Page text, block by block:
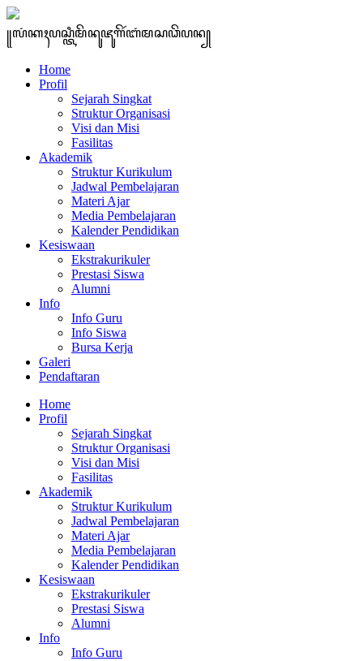
꧋ꦭꦁꦏꦃꦥꦱ꧀ꦠꦶꦩꦼꦤꦸꦗꦸꦒꦼꦂꦧꦁꦩꦱꦣꦼꦥꦤ꧀
Home
Profil
Sejarah Singkat
Struktur Organisasi
Visi dan Misi
Fasilitas
Akademik
Struktur Kurikulum
Jadwal Pembelajaran
Materi Ajar
Media Pembelajaran
Kalender Pendidikan
Kesiswaan
Ekstrakurikuler
Prestasi Siswa
Alumni
Info
Info Guru
Info Siswa
Bursa Kerja
Galeri
Pendaftaran
Home
Profil
Sejarah Singkat
Struktur Organisasi
Visi dan Misi
Fasilitas
Akademik
Struktur Kurikulum
Jadwal Pembelajaran
Materi Ajar
Media Pembelajaran
Kalender Pendidikan
Kesiswaan
Ekstrakurikuler
Prestasi Siswa
Alumni
Info
Info Guru